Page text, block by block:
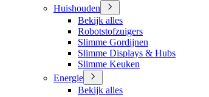
Huishouden
Bekijk alles
Robotstofzuigers
Slimme Gordijnen
Slimme Displays & Hubs
Slimme Keuken
Energie
Bekijk alles